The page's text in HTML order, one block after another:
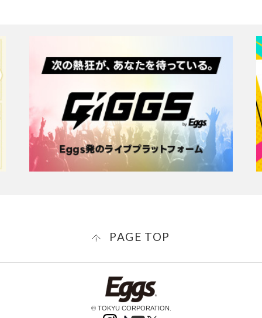
PAGE TOP
© TOKYU CORPORATION.